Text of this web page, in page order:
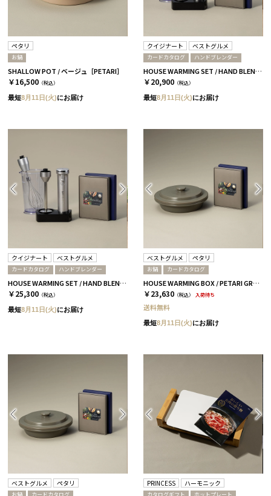
ペタリ
お鍋
SHALLOW POT / ベージュ［PETARI］
￥16,500 （税込）
最短8月11日(火)にお届け
クイジナート ベストグルメ
カードカタログ ハンドブレンダー
HOUSE WARMING SET / HAND BLENDER / CATALOG ヴィユメン
￥20,900 （税込）
最短8月11日(火)にお届け
クイジナート ベストグルメ
カードカタログ ハンドブレンダー
HOUSE WARMING SET / HAND BLENDER / CATALOG セルヴァンテス
￥25,300 （税込）
最短8月11日(火)にお届け
ベストグルメ ペタリ
お鍋 カードカタログ
HOUSE WARMING BOX / PETARI GRAY / CATALOG ヴィユメン
￥23,630 （税込） 入荷待ち
送料無料
最短8月11日(火)にお届け
ベストグルメ ペタリ PRINCESS ハーモニック